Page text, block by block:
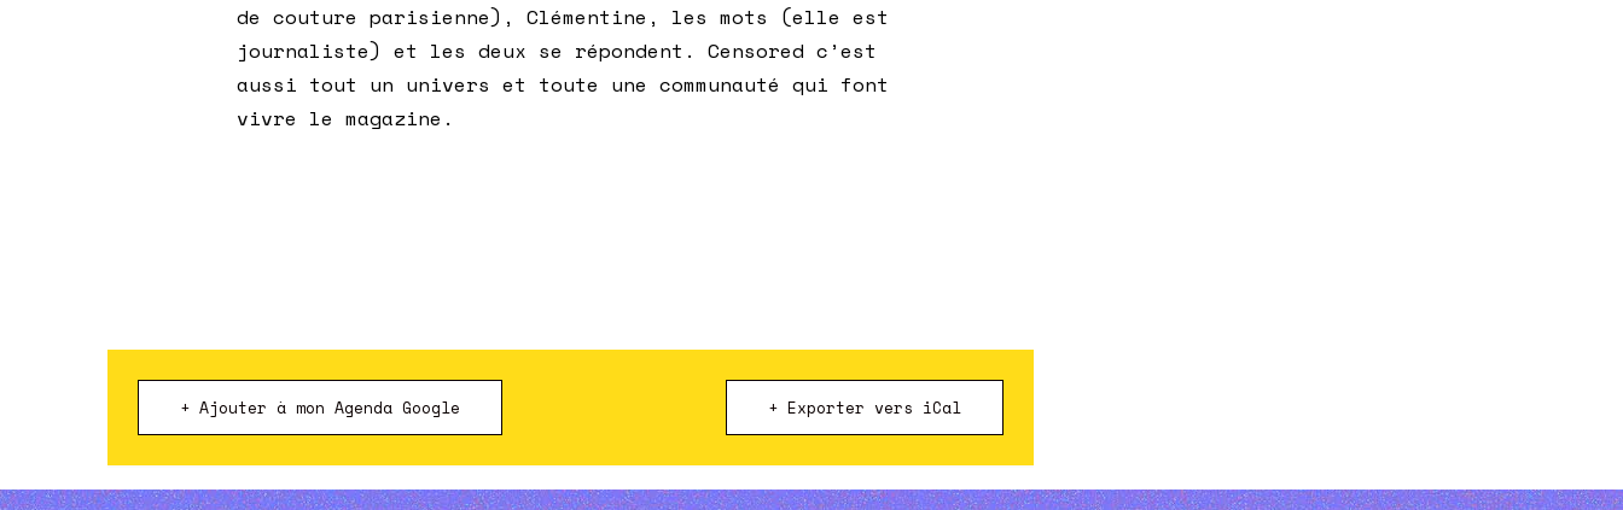
de couture parisienne), Clémentine, les mots (elle est
journaliste) et les deux se répondent. Censored c’est
aussi tout un univers et toute une communauté qui font
vivre le magazine.
+ Ajouter à mon Agenda Google + Exporter vers iCal